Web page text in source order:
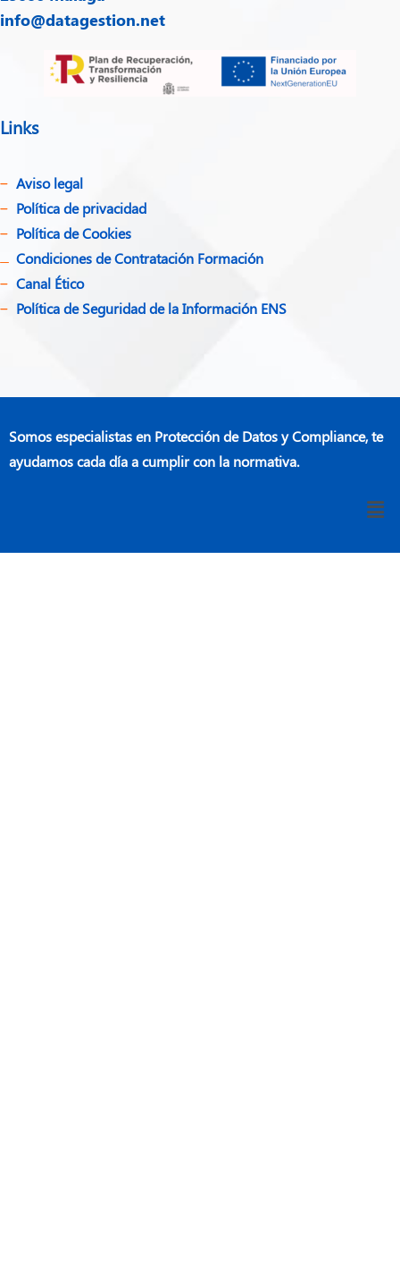
info@datagestion.net
Links
Aviso legal
Política de privacidad​
Política de Cookies
Condiciones de Contratación Formación
Canal Ético
Política de Seguridad de la Información ENS
Somos especialistas en Protección de Datos y Compliance, te
ayudamos cada día a cumplir con la normativa.